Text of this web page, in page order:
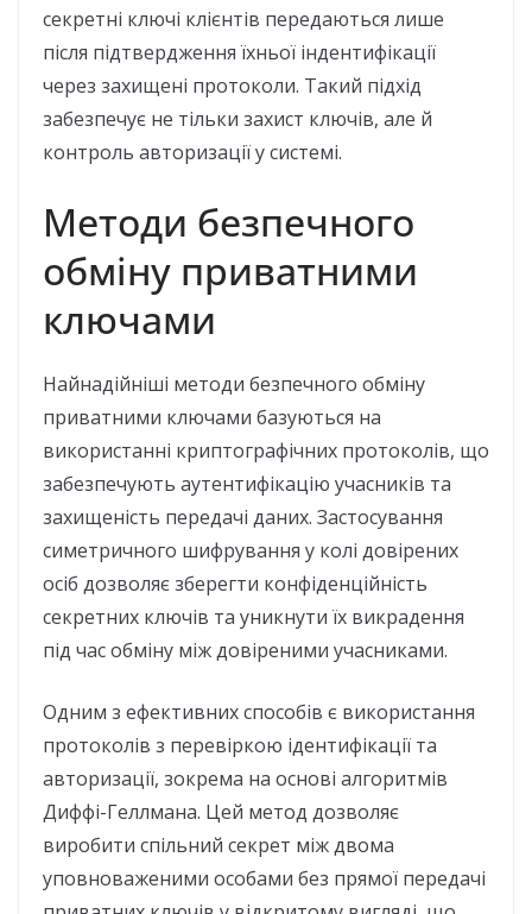
секретні ключі клієнтів передаються лише
після підтвердження їхньої індентифікації
через захищені протоколи. Такий підхід
забезпечує не тільки захист ключів, але й
контроль авторизації у системі.
Методи безпечного
обміну приватними
ключами
Найнадійніші методи безпечного обміну
приватними ключами базуються на
використанні криптографічних протоколів, що
забезпечують аутентифікацію учасників та
захищеність передачі даних. Застосування
симетричного шифрування у колі довірених
осіб дозволяє зберегти конфіденційність
секретних ключів та уникнути їх викрадення
під час обміну між довіреними учасниками.
Одним з ефективних способів є використання
протоколів з перевіркою ідентифікації та
авторизації, зокрема на основі алгоритмів
Диффі-Геллмана. Цей метод дозволяє
виробити спільний секрет між двома
уповноваженими особами без прямої передачі